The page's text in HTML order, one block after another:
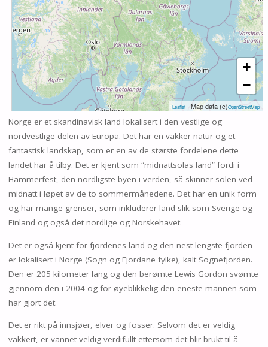
+
−
Leaflet| Map data (c)OpenStreetMap
Norge er et skandinavisk land lokalisert i den vestlige og
nordvestlige delen av Europa. Det har en vakker natur og et
fantastisk landskap, som er en av de største fordelene dette
landet har å tilby. Det er kjent som “midnattsolas land” fordi i
Hammerfest, den nordligste byen i verden, så skinner solen ved
midnatt i løpet av de to sommermånedene. Det har en unik form
og har mange grenser, som inkluderer land slik som Sverige og
Finland og også det nordlige og Norskehavet.
Det er også kjent for fjordenes land og den nest lengste fjorden
er lokalisert i Norge (Sogn og Fjordane fylke), kalt Sognefjorden.
Den er 205 kilometer lang og den berømte Lewis Gordon svømte
gjennom den i 2004 og for øyeblikkelig den eneste mannen som
har gjort det.
Det er rikt på innsjøer, elver og fosser. Selvom det er veldig
vakkert, er vannet veldig verdifullt ettersom det blir brukt til å